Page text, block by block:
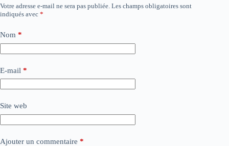
Votre adresse e-mail ne sera pas publiée. Les champs obligatoires sont
indiqués avec *
Nom *
E-mail *
Site web
Ajouter un commentaire *